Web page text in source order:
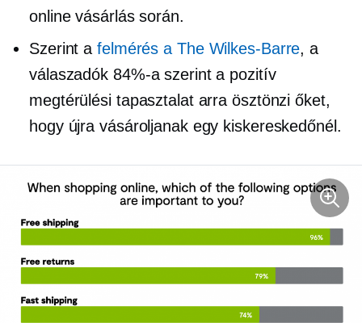
online vásárlás során.
Szerint afelmérés a The Wilkes-Barre, a
válaszadók 84%-a szerint a pozitív
megtérülési tapasztalat arra ösztönzi őket,
hogy újra vásároljanak egy kiskereskedőnél.